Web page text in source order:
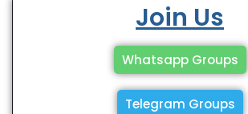
Join Us
Whatsapp Groups
Telegram Groups